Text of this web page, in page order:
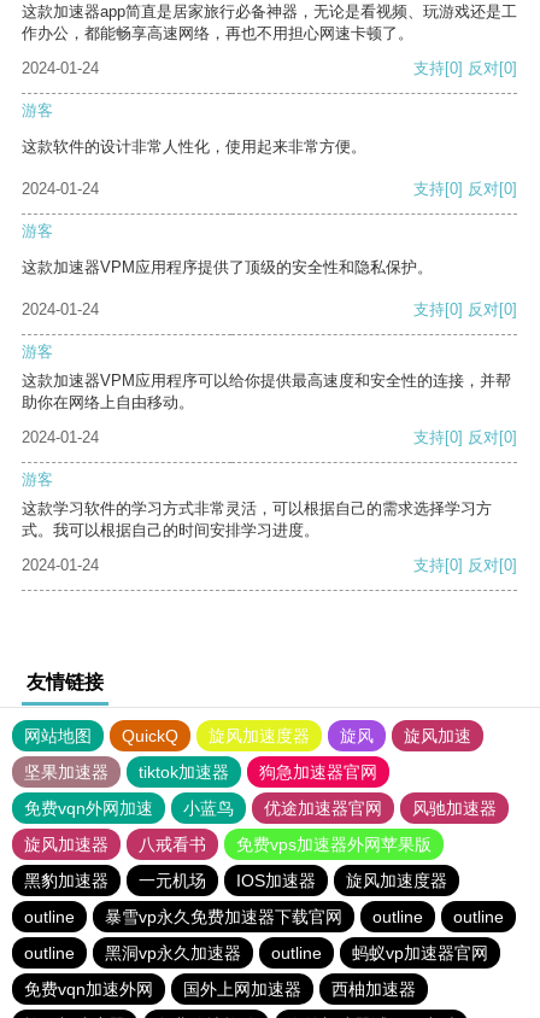
这款加速器app简直是居家旅行必备神器，无论是看视频、玩游戏还是工
作办公，都能畅享高速网络，再也不用担心网速卡顿了。
2024-01-24
支持[0] 反对[0]
游客
这款软件的设计非常人性化，使用起来非常方便。
2024-01-24 支持[0] 反对[0]
游客
这款加速器VPM应用程序提供了顶级的安全性和隐私保护。
2024-01-24 支持[0] 反对[0]
游客
这款加速器VPM应用程序可以给你提供最高速度和安全性的连接，并帮
助你在网络上自由移动。
2024-01-24
支持[0] 反对[0]
游客
这款学习软件的学习方式非常灵活，可以根据自己的需求选择学习方
式。我可以根据自己的时间安排学习进度。
2024-01-24
支持[0] 反对[0]
友情链接
网站地图 QuickQ 旋风加速度器 旋风
旋风加速
坚果加速器
tiktok加速器
狗急加速器官网
免费vqn外网加速
小蓝鸟 优途加速器官网
风驰加速器
旋风加速器
八戒看书
免费vps加速器外网苹果版
黑豹加速器
一元机场 IOS加速器
旋风加速度器
outline
暴雪vp永久免费加速器下载官网 outline
outline
outline
黑洞vp永久加速器 outline
蚂蚁vp加速器官网
免费vqn加速外网
国外上网加速器
西柚加速器